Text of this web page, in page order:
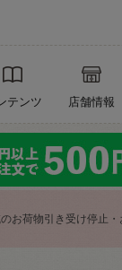
テンツ 店舗情報
お荷物引き受け停止